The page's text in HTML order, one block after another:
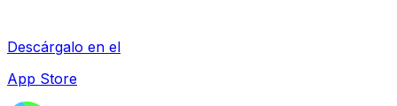
Descárgalo en el
App Store